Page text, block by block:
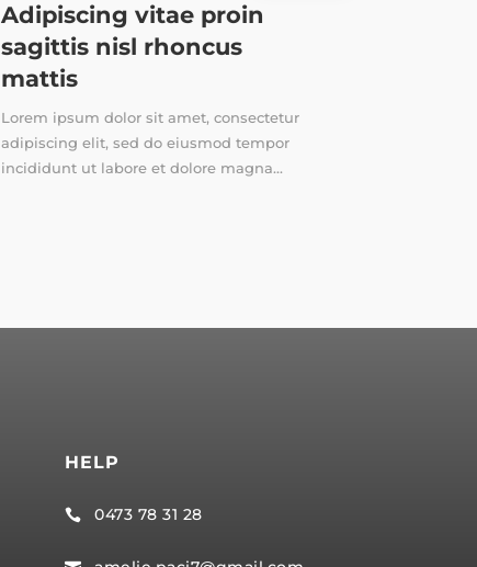
Adipiscing vitae proin
sagittis nisl rhoncus
mattis
Lorem ipsum dolor sit amet, consectetur
adipiscing elit, sed do eiusmod tempor
incididunt ut labore et dolore magna...
HELP
 0473 78 31 28